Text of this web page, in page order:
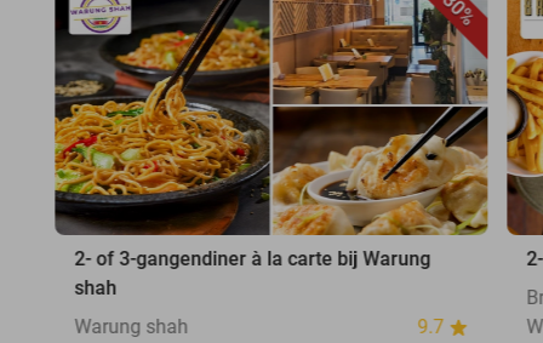
30%
2- of 3-gangendiner à la carte bij Warung
shah
Warung shah
9.7